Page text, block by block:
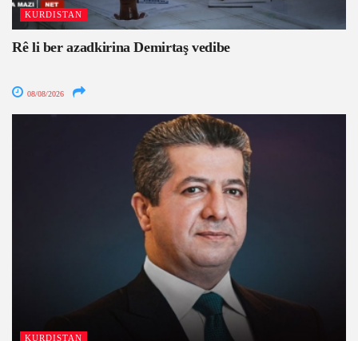
KURDISTAN
Rê li ber azadkirina Demirtaş vedibe
08/08/2026
KURDISTAN